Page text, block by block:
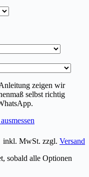
zeigen wir
selbst richtig
inkl. MwSt. zzgl. Versand
sobald alle Optionen